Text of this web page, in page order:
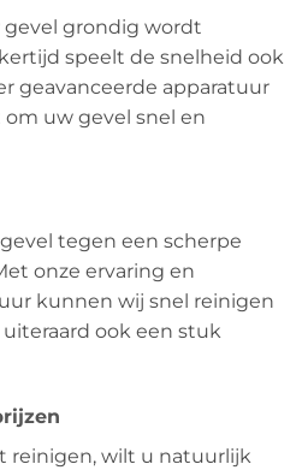
grondig wordt
speelt de snelheid ook
geavanceerde apparatuur
uw gevel snel en
tegen een scherpe
onze ervaring en
kunnen wij snel reinigen
ook een stuk
reinigen, wilt u natuurlijk